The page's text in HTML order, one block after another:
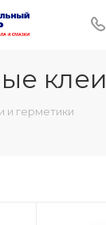
клеи
герметики